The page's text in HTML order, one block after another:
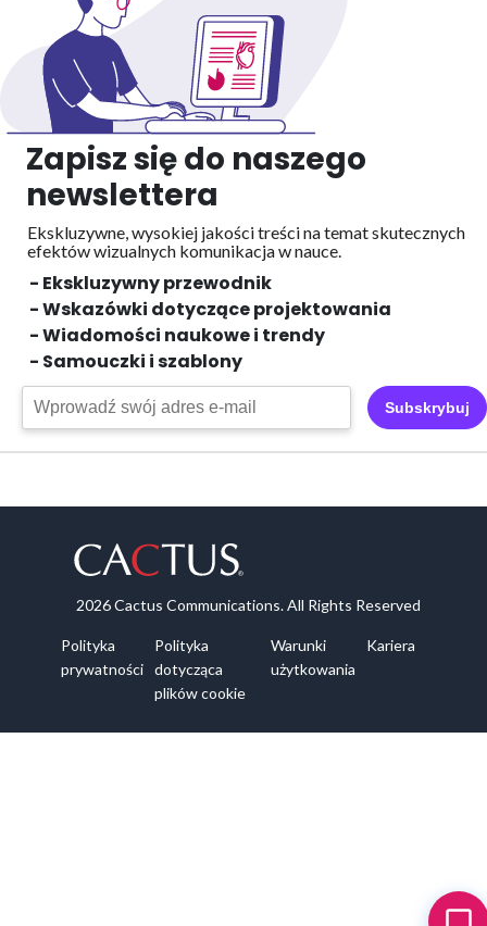
Zapisz się do naszego
newslettera
Ekskluzywne, wysokiej jakości treści na temat skutecznych
efektów wizualnych komunikacja w nauce.
- Ekskluzywny przewodnik
- Wskazówki dotyczące projektowania
- Wiadomości naukowe i trendy
- Samouczki i szablony
Subskrybuj
2026 Cactus Communications. All Rights Reserved
Polityka
prywatności
Polityka
dotycząca
plików cookie
Warunki
użytkowania
Kariera